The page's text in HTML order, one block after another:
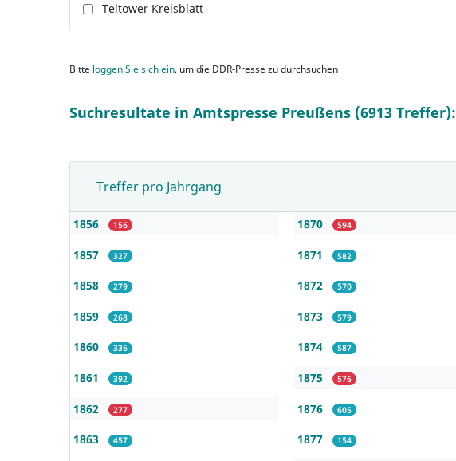
Teltower Kreisblatt
Bitte loggen Sie sich ein, um die DDR-Presse zu durchsuchen
Suchresultate in Amtspresse Preußens (6913 Treffer):
Treffer pro Jahrgang
1856 156
1857 327
1858 279
1859 268
1860 336
1861 392
1862 277
1863 457
1870 594
1871 582
1872 570
1873 579
1874 587
1875 576
1876 605
1877 154